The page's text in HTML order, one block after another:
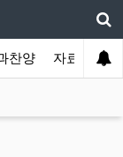
찬양 자료실